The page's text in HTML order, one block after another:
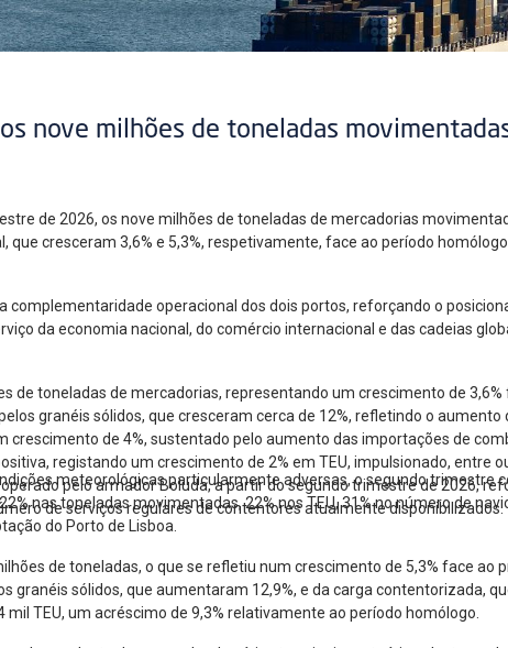
nove milhões de toneladas
de 2026, os nove milhões de toneladas de mercadorias
que cresceram 3,6% e 5,3%, respetivamente, face ao período
complementaridade operacional dos dois portos, reforçando o
da economia nacional, do comércio internacional e das cadeias
de toneladas de mercadorias, representando um crescimento de
granéis sólidos, que cresceram cerca de 12%, refletindo o aumento
crescimento de 4%, sustentado pelo aumento das importações de
registando um crescimento de 2% em TEU, impulsionado, entre
pelo armador Boluda, a partir do segundo trimestre de 2026,
de serviços regulares de contentores atualmente disponibilizados.
meteorológicas particularmente adversas, o segundo trimestre
nas toneladas movimentadas, 22% nos TEU, 31% no número de
do Porto de Lisboa.
de toneladas, o que se refletiu num crescimento de 5,3% face ao
sólidos, que aumentaram 12,9%, e da carga contentorizada,
TEU, um acréscimo de 9,3% relativamente ao período homólogo.